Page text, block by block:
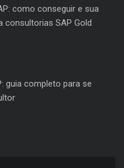
como conseguir e sua
consultorias SAP Gold
guia completo para se